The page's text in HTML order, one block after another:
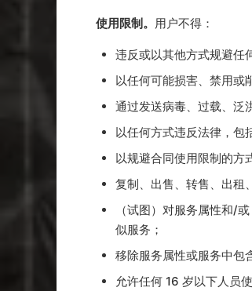
使用限制。 用户不得：
违反或以其他方式规避任
以任何可能损害、禁用或
通过发送病毒、过载、泛
以任何方式违反法律，包
以规避合同使用限制的方
复制、出售、转售、出租
（试图）对服务属性和/
似服务；
移除服务属性或服务中包
允许任何 16 岁以下人员使